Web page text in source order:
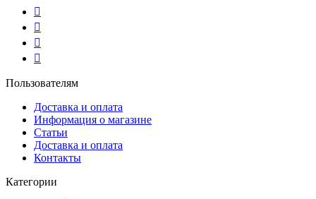
Пользователям
Доставка и оплата
Информация о магазине
Статьи
Доставка и оплата
Контакты
Категории